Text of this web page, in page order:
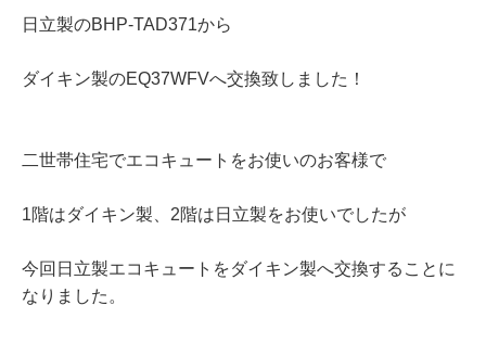
日立製のBHP-TAD371から
ダイキン製のEQ37WFVへ交換致しました！
二世帯住宅でエコキュートをお使いのお客様で
1階はダイキン製、2階は日立製をお使いでしたが
今回日立製エコキュートをダイキン製へ交換することに
なりました。